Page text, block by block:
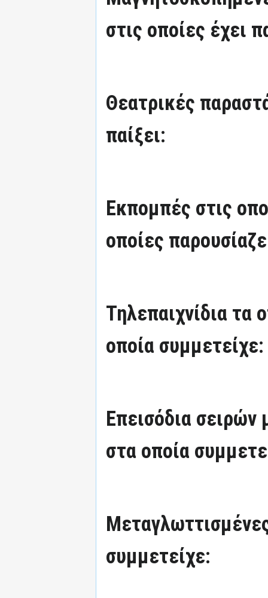
στις οποίες έχει
Θεατρικές
παίξει:
Εκπομπές στις
οποίες
Τηλεπαιχνίδια τα
οποία συμμετείχε:
Επεισόδια
στα οποία
συμμετείχε: